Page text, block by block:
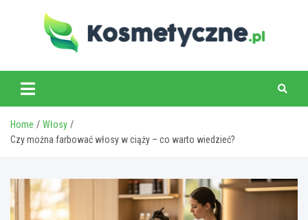
www.kosmetyczne.pl
Home
Włosy
Czy można farbować włosy w ciąży – co warto wiedzieć?